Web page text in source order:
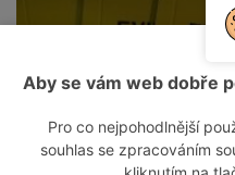
Aby se vám web dobře
Pro co nejpohodlnější
souhlas se zpracováním